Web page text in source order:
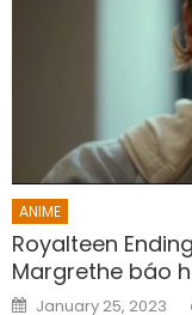
ANIME
Royalteen
Margrethe báo
Posted
January 25, 2023